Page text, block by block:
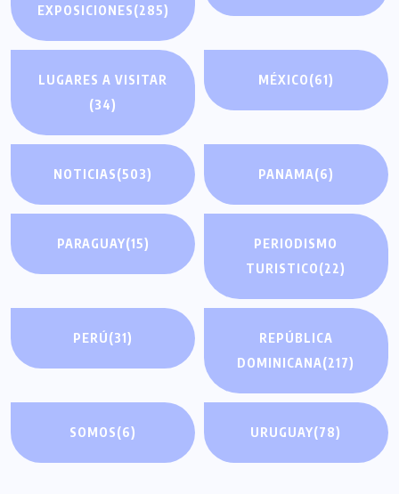
EXPOSICIONES(285)
LUGARES A VISITAR
(34)
MÉXICO(61)
NOTICIAS(503) PANAMA(6)
PARAGUAY(15)
PERIODISMO
TURISTICO(22)
PERÚ(31)
REPÚBLICA
DOMINICANA(217)
SOMOS(6) URUGUAY(78)